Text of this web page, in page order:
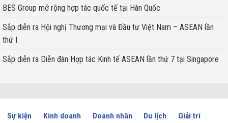
BES Group mở rộng hợp tác quốc tế tại Hàn Quốc
Sắp diễn ra Hội nghị Thương mại và Đầu tư Việt Nam – ASEAN lần
thứ I
Sắp diễn ra Diễn đàn Hợp tác Kinh tế ASEAN lần thứ 7 tại Singapore
Sự kiện Kinh doanh Doanh nhân Du lịch Giải trí